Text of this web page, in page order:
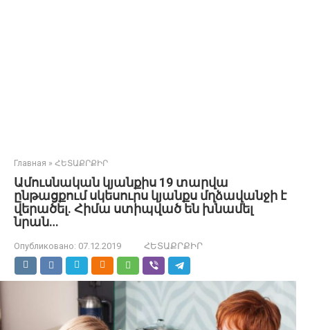
Главная » ՀԵՏԱՔՐՔԻՐ
Ամուսնական կյանքիս 19 տարվա
ընթացքում սկեսուրս կյանքս մղձավանջի է
վերածել. Հիմա ստիպված են խնամել
նրան…
Опубликовано: 07.12.2019 ՀԵՏԱՔՐՔԻՐ